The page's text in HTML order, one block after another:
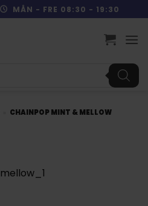
MÅN - FRE 08:30 - 19:30
CHAINPOP MINT & MELLOW